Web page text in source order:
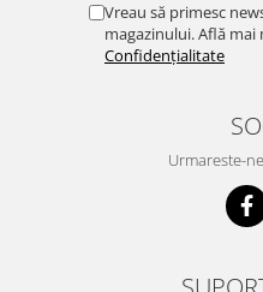
Vreau să primesc
magazinului. Află mai
Confidențialitate
Urmareste-